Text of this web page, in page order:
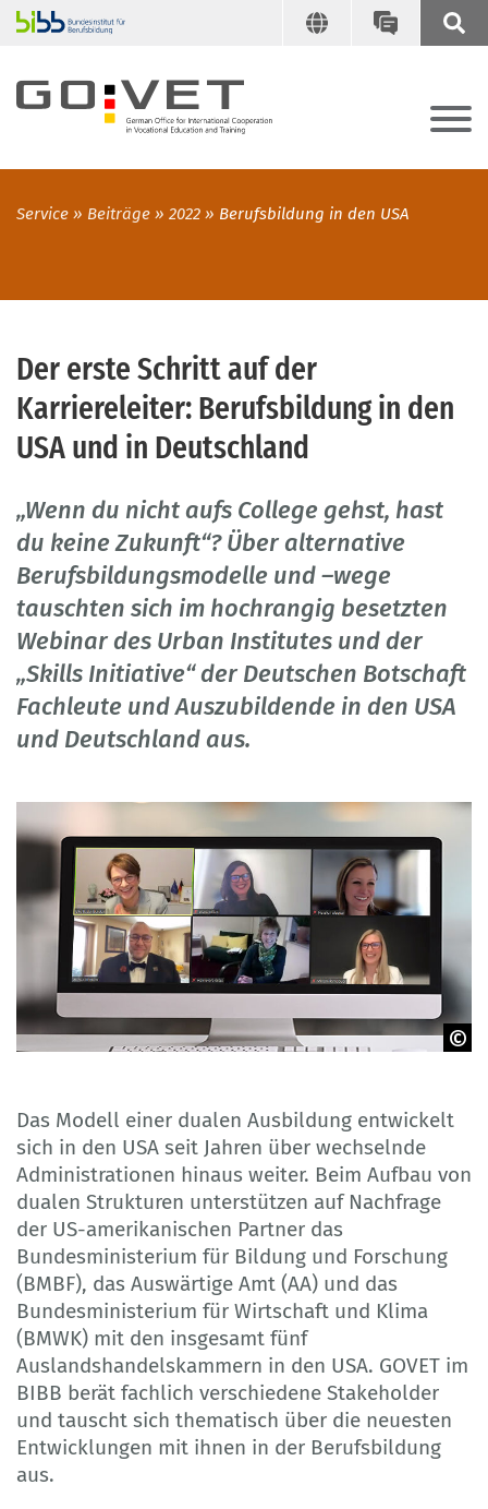
Service Beiträge 2022 Berufsbildung in den USA
Der erste Schritt auf der
Karriereleiter: Berufsbildung in den
USA und in Deutschland
„Wenn du nicht aufs College gehst, hast
du keine Zukunft“? Über alternative
Berufsbildungsmodelle und –wege
tauschten sich im hochrangig besetzten
Webinar des Urban Institutes und der
„Skills Initiative“ der Deutschen Botschaft
Fachleute und Auszubildende in den USA
und Deutschland aus.
Das Modell einer dualen Ausbildung entwickelt
sich in den USA seit Jahren über wechselnde
Administrationen hinaus weiter. Beim Aufbau von
dualen Strukturen unterstützen auf Nachfrage
der US-amerikanischen Partner das
Bundesministerium für Bildung und Forschung
(BMBF), das Auswärtige Amt (AA) und das
Bundesministerium für Wirtschaft und Klima
(BMWK) mit den insgesamt fünf
Auslandshandelskammern in den USA. GOVET im
BIBB berät fachlich verschiedene Stakeholder
und tauscht sich thematisch über die neuesten
Entwicklungen mit ihnen in der Berufsbildung
aus.